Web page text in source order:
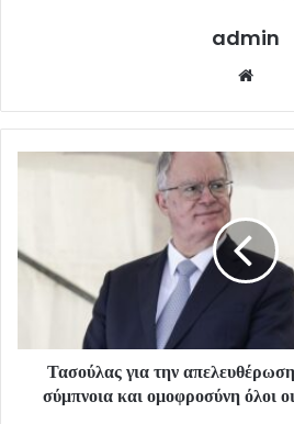
admin
Τασούλας για την
σύμπνοια και ομοφροσύνη όλοι